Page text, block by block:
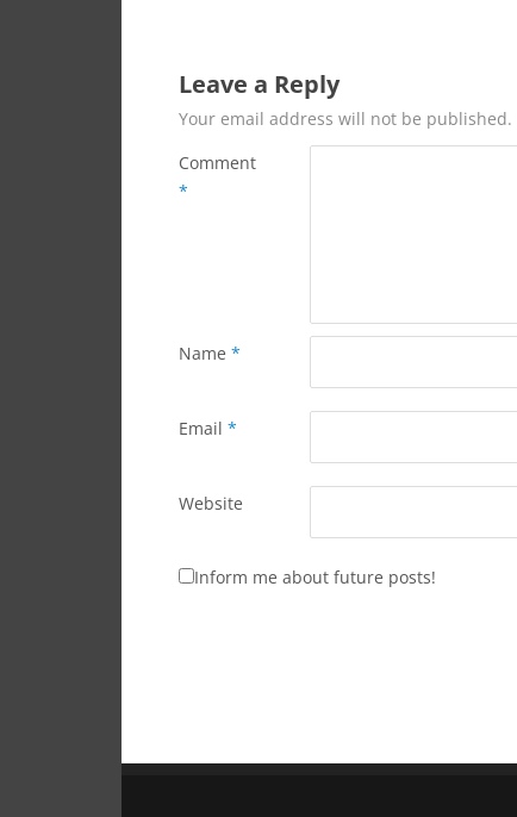
Leave a Reply
Your email address will not be published.
Comment
*
Name *
Email *
Website
Inform me about future posts!